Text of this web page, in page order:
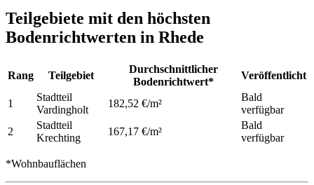
Teilgebiete mit den höchsten
Bodenrichtwerten in Rhede
Rang Teilgebiet
Durchschnittlicher
Bodenrichtwert*
Veröffentlicht
1
Stadtteil
Vardingholt
182,52 €/m²
Bald
verfügbar
2
Stadtteil
Krechting
167,17 €/m²
Bald
verfügbar
*Wohnbauflächen